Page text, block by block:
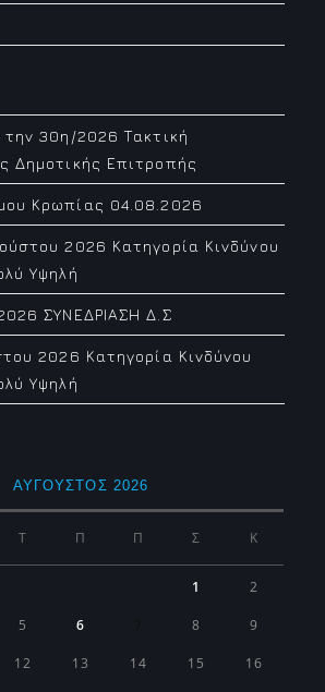
30η/2026 Τακτική
Δημοτικής Επιτροπής
Κρωπίας 04.08.2026
2026 Κατηγορία Κινδύνου
Υψηλή
ΣΥΝΕΔΡΙΑΣΗ Δ.Σ
2026 Κατηγορία Κινδύνου
Υψηλή
ΑΎΓΟΥΣΤΟΣ 2026
Τ Π Π Σ Κ
1 2
5 6 8 9
12 13 14 15 16